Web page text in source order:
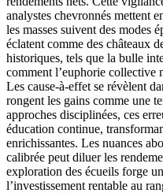
analystes chevronnés mettent
les masses suivent des modes
éclatent comme des châteaux
historiques, tels que la bulle
comment l’euphorie collective
Les cause-à-effet se révèlent
rongent les gains comme une
approches disciplinées, ces
éducation continue,
enrichissantes. Les nuances
calibrée peut diluer les
exploration des écueils forge
l’investissement rentable au